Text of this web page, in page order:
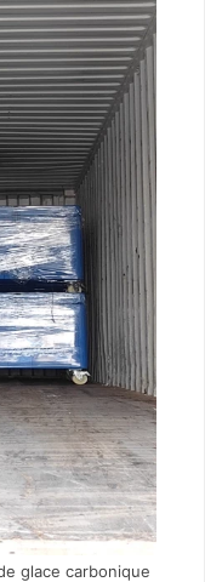
glace carbonique